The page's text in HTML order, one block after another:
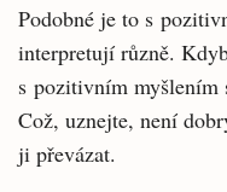
Podobné je to s
interpretují různě.
s pozitivním myšlením
Což, uznejte, není
ji převázat.